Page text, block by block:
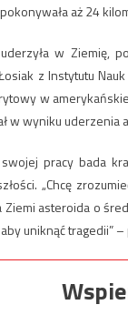
aż 24
w Ziemię,
z Instytutu
w
w wyniku uderzenia
pracy bada
„Chcę
asteroida o
uniknąć tragedii”